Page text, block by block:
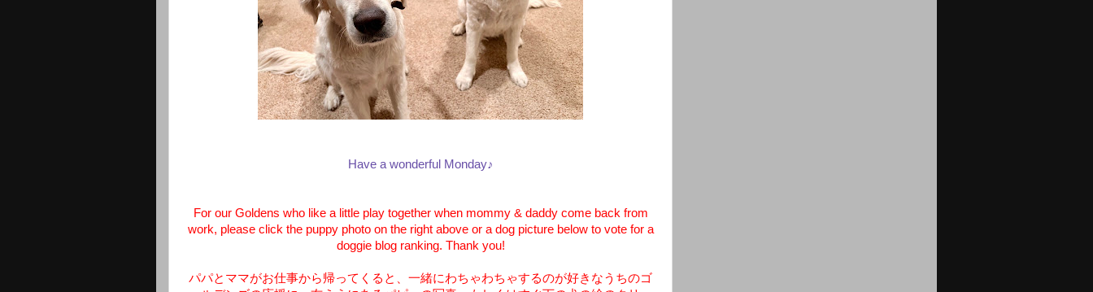
Have a wonderful Monday♪
For our Goldens who like a little play together when mommy & daddy come back from
work, please click the puppy photo on the right above or a dog picture below to vote for a
doggie blog ranking. Thank you!
パパとママがお仕事から帰ってくると、一緒にわちゃわちゃするのが好きなうちのゴ